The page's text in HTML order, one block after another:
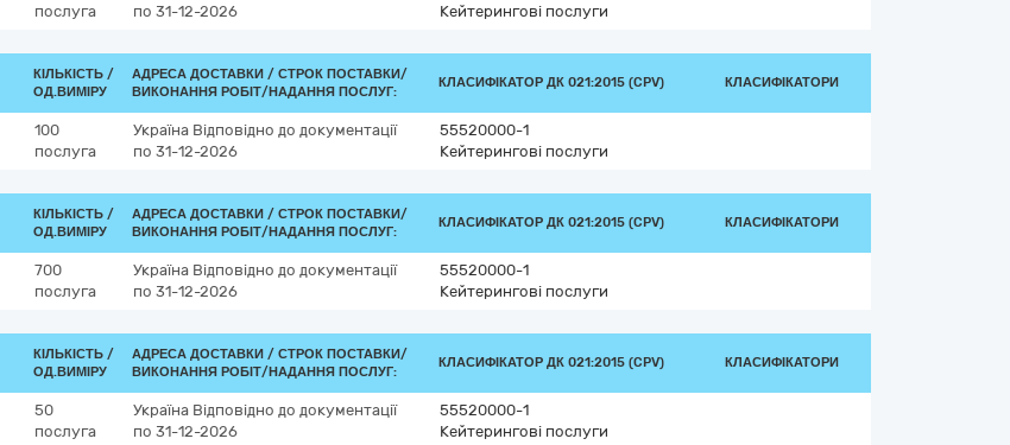
послуга
по 31-12-2026
Кейтерингові послуги
КІЛЬКІСТЬ /
ОД.ВИМІРУ
АДРЕСА ДОСТАВКИ / СТРОК ПОСТАВКИ/
ВИКОНАННЯ РОБІТ/НАДАННЯ ПОСЛУГ:
КЛАСИФІКАТОР ДК 021:2015 (CPV) КЛАСИФІКАТОРИ
100
послуга
Україна Відповідно до документації
по 31-12-2026
55520000-1
Кейтерингові послуги
КІЛЬКІСТЬ /
ОД.ВИМІРУ
АДРЕСА ДОСТАВКИ / СТРОК ПОСТАВКИ/
ВИКОНАННЯ РОБІТ/НАДАННЯ ПОСЛУГ:
КЛАСИФІКАТОР ДК 021:2015 (CPV) КЛАСИФІКАТОРИ
700
послуга
Україна Відповідно до документації
по 31-12-2026
55520000-1
Кейтерингові послуги
КІЛЬКІСТЬ /
ОД.ВИМІРУ
АДРЕСА ДОСТАВКИ / СТРОК ПОСТАВКИ/
ВИКОНАННЯ РОБІТ/НАДАННЯ ПОСЛУГ:
КЛАСИФІКАТОР ДК 021:2015 (CPV) КЛАСИФІКАТОРИ
50
послуга
Україна Відповідно до документації
по 31-12-2026
55520000-1
Кейтерингові послуги